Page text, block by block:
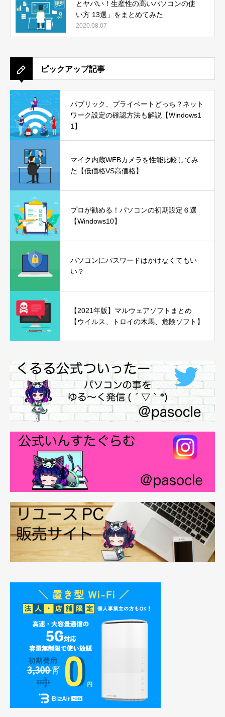
とヤバい！生産性の高いパソコンの使
い方 13選」をまとめてみた
2020.08.07
ピックアップ記事
パブリック、プライベートどっち？ネット
ワーク設定の確認方法も解説【Windows1
1】
マイク内蔵WEBカメラを性能比較してみ
た【低価格VS高価格】
プロが勧める！パソコンの初期設定６選
【Windows10】
パソコンにパスワードはかけなくてもい
い？
【2021年版】マルウェアソフトまとめ
【ウイルス、トロイの木馬、危険ソフト】